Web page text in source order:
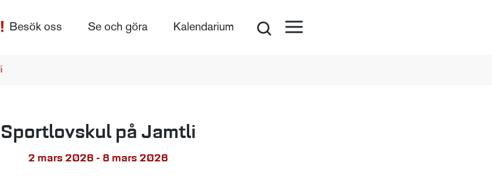
Besök oss Se och göra Kalendarium
Sportlovskul på Jamtli
2 mars 2026 - 8 mars 2026